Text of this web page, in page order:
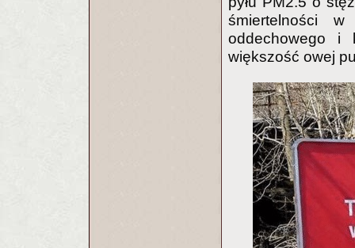
śmiertelności
oddechowego i
większość owej